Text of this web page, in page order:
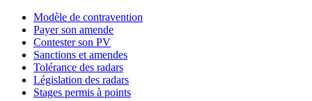
Modèle de contravention
Payer son amende
Contester son PV
Sanctions et amendes
Tolérance des radars
Législation des radars
Stages permis à points